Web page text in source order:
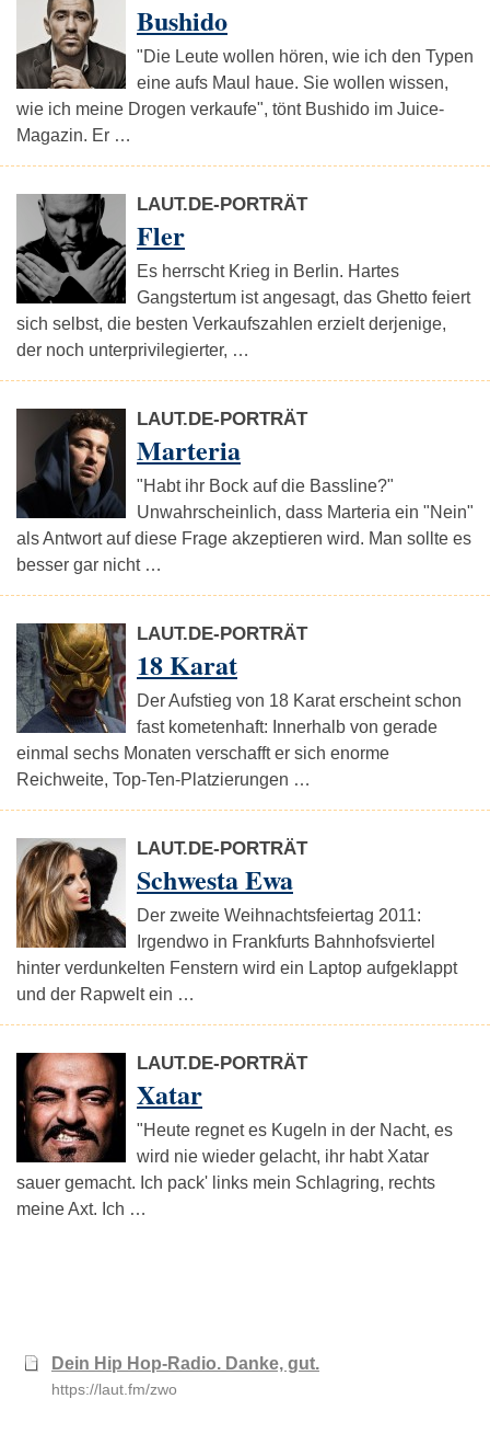
Bushido
"Die Leute wollen hören, wie ich den Typen
eine aufs Maul haue. Sie wollen wissen,
wie ich meine Drogen verkaufe", tönt Bushido im Juice-
Magazin. Er …
LAUT.DE-PORTRÄT
Fler
Es herrscht Krieg in Berlin. Hartes
Gangstertum ist angesagt, das Ghetto feiert
sich selbst, die besten Verkaufszahlen erzielt derjenige,
der noch unterprivilegierter, …
LAUT.DE-PORTRÄT
Marteria
"Habt ihr Bock auf die Bassline?"
Unwahrscheinlich, dass Marteria ein "Nein"
als Antwort auf diese Frage akzeptieren wird. Man sollte es
besser gar nicht …
LAUT.DE-PORTRÄT
18 Karat
Der Aufstieg von 18 Karat erscheint schon
fast kometenhaft: Innerhalb von gerade
einmal sechs Monaten verschafft er sich enorme
Reichweite, Top-Ten-Platzierungen …
LAUT.DE-PORTRÄT
Schwesta Ewa
Der zweite Weihnachtsfeiertag 2011:
Irgendwo in Frankfurts Bahnhofsviertel
hinter verdunkelten Fenstern wird ein Laptop aufgeklappt
und der Rapwelt ein …
LAUT.DE-PORTRÄT
Xatar
"Heute regnet es Kugeln in der Nacht, es
wird nie wieder gelacht, ihr habt Xatar
sauer gemacht. Ich pack' links mein Schlagring, rechts
meine Axt. Ich …
Dein Hip Hop-Radio. Danke, gut.
https://laut.fm/zwo